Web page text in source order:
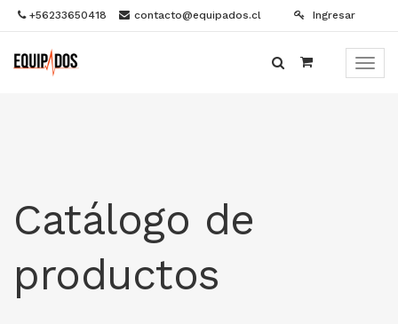
+56233650418 contacto@equipados.cl Ingresar
Menú
Catálogo de
productos